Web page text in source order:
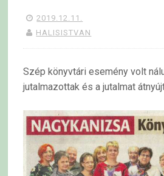
2019.12.11.
HALISISTVAN
Szép könyvtári esemény volt
jutalmazottak és a jutalmat